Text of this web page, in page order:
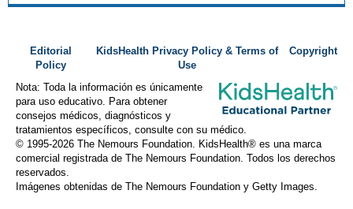
Editorial
Policy
KidsHealth Privacy Policy & Terms of
Use
Copyright
Nota: Toda la información es únicamente
para uso educativo. Para obtener
consejos médicos, diagnósticos y
tratamientos específicos, consulte con su médico.
© 1995-2026 The Nemours Foundation. KidsHealth® es una marca
comercial registrada de The Nemours Foundation. Todos los derechos
reservados.
Imágenes obtenidas de The Nemours Foundation y Getty Images.